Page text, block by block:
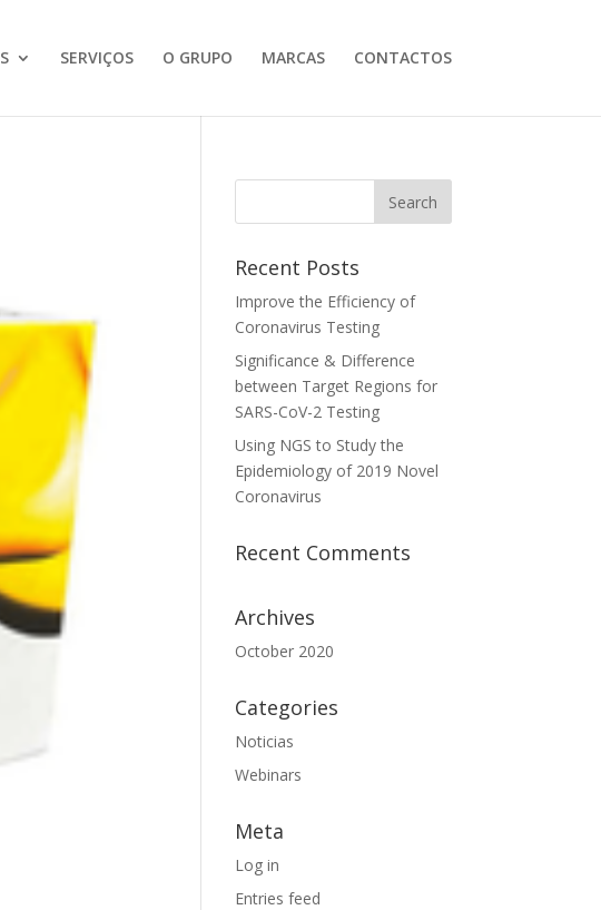
SERVIÇOS O GRUPO MARCAS CONTACTOS
Recent Posts
Improve the Efficiency of
Coronavirus Testing
Significance & Difference
between Target Regions for
SARS-CoV-2 Testing
Using NGS to Study the
Epidemiology of 2019 Novel
Coronavirus
Recent Comments
Archives
October 2020
Categories
Noticias
Webinars
Meta
Log in
Entries feed